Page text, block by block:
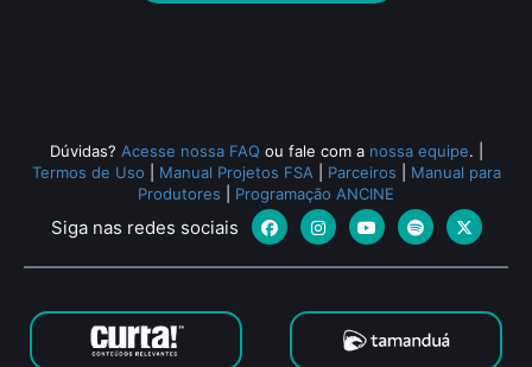
Dúvidas? Acesse nossa FAQ ou fale com a nossa equipe.
Termos de Uso
Manual Projetos FSA Parceiros
Manual para
Produtores
Programação ANCINE
Siga nas redes sociais